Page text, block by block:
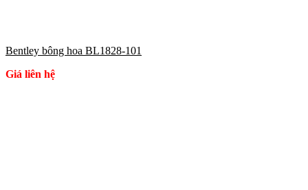
Bentley bông hoa BL1828-101
Giá liên hệ